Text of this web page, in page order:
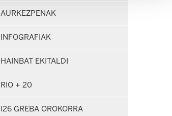
AURKEZPENAK
INFOGRAFIAK
HAINBAT EKITALDI
RIO + 20
I26 GREBA OROKORRA